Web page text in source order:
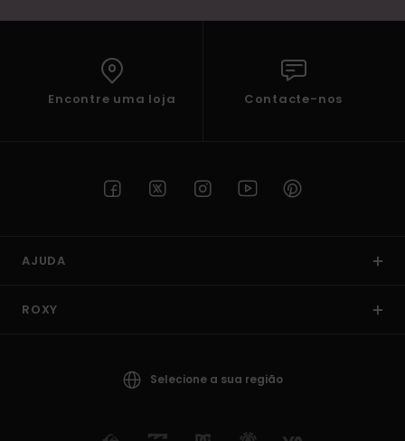
Encontre uma loja Contacte-nos
AJUDA
ROXY
Selecione a sua região